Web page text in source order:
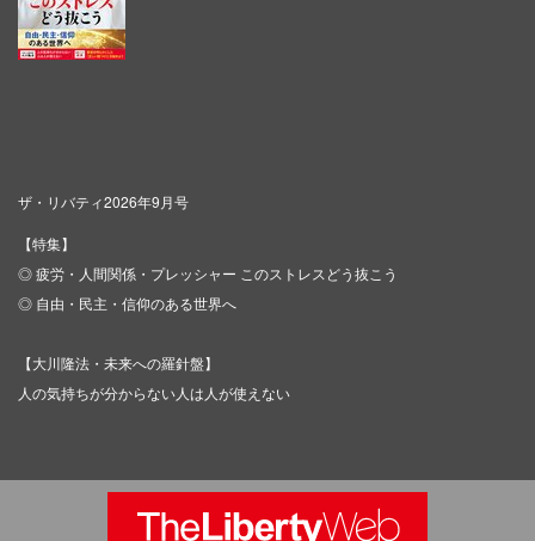
ザ・リバティ2026年9月号
【特集】
◎ 疲労・人間関係・プレッシャー このストレスどう抜こう
◎ 自由・民主・信仰のある世界へ
【大川隆法・未来への羅針盤】
人の気持ちが分からない人は人が使えない